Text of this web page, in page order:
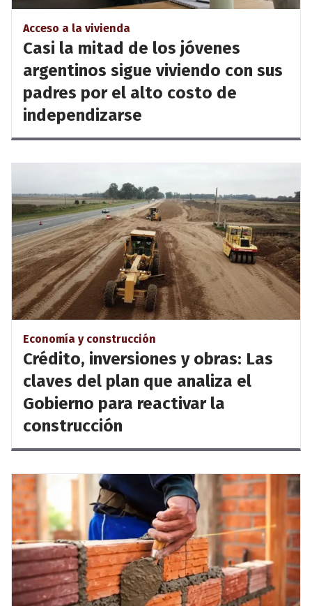
Acceso a la vivienda
Casi la mitad de los jóvenes
argentinos sigue viviendo con sus
padres por el alto costo de
independizarse
Economía y construcción
Crédito, inversiones y obras: Las
claves del plan que analiza el
Gobierno para reactivar la
construcción